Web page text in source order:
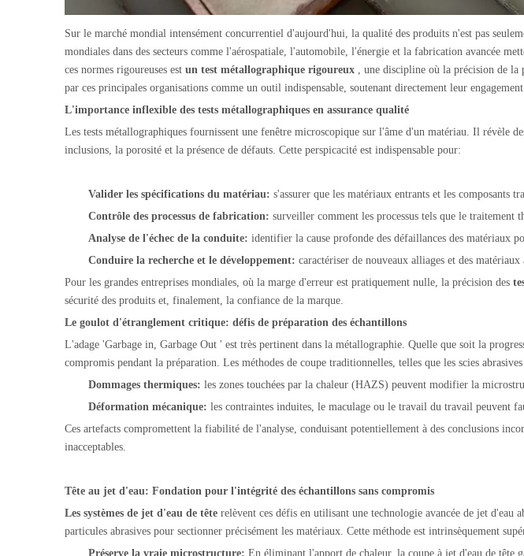
Sur le marché mondial intensément concurrentiel d'aujourd'hui, la qualité des produits n'est pas
mondiales dans des secteurs comme l'aérospatiale, l'automobile, l'énergie et la fabrication avancée
ces normes rigoureuses est un test métallographique rigoureux , une discipline où la précision de
par ces principales organisations comme un outil indispensable, soutenant directement leur
L'importance inflexible des tests métallographiques en assurance qualité
Les tests métallographiques fournissent une fenêtre microscopique sur l'âme d'un matériau. Il
inclusions, la porosité et la présence de défauts. Cette perspicacité est indispensable pour:
Valider les spécifications du matériau: s'assurer que les matériaux entrants et les composants
Contrôle des processus de fabrication: surveiller comment les processus tels que le traitement
Analyse de l'échec de la conduite: identifier la cause profonde des défaillances des matériaux
Conduire la recherche et le développement: caractériser de nouveaux alliages et des
Pour les grandes entreprises mondiales, où la marge d'erreur est pratiquement nulle, la précision des
sécurité des produits et, finalement, la confiance de la marque.
Le goulot d'étranglement critique: défis de préparation des échantillons
L'adage 'Garbage in, Garbage Out ' est très pertinent dans la métallographie. Quelle que soit la
compromis pendant la préparation. Les méthodes de coupe traditionnelles, telles que les scies
Dommages thermiques: les zones touchées par la chaleur (HAZS) peuvent modifier la
Déformation mécanique: les contraintes induites, le maculage ou le travail du travail peuvent
Ces artefacts compromettent la fiabilité de l'analyse, conduisant potentiellement à des conclusions
inacceptables.
Tête au jet d'eau: Fondation pour l'intégrité des échantillons sans compromis
Les systèmes de jet d'eau de tête relèvent ces défis en utilisant une technologie avancée de jet
particules abrasives pour sectionner précisément les matériaux. Cette méthode est intrinsèquement
Préserve la vraie microstructure: En éliminant l'apport de chaleur, la coupe à jet d'eau de tête